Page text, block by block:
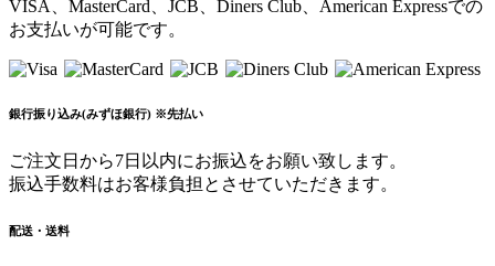
プ
ョ
は
商
VISA、MasterCard、JCB、Diners Club、American Expressでの
お支払いが可能です。
銀行振り込み(みずほ銀行) ※先払い
ご注文日から7日以内にお振込をお願い致します。
振込手数料はお客様負担とさせていただきます。
配送・送料